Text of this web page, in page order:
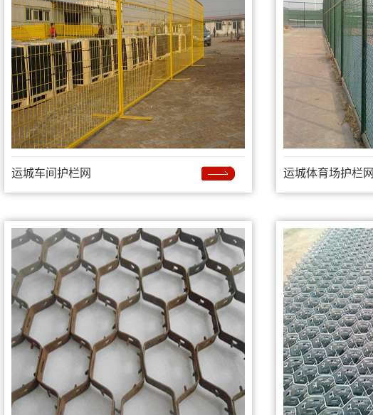
运城车间护栏网 运城体育场护栏网